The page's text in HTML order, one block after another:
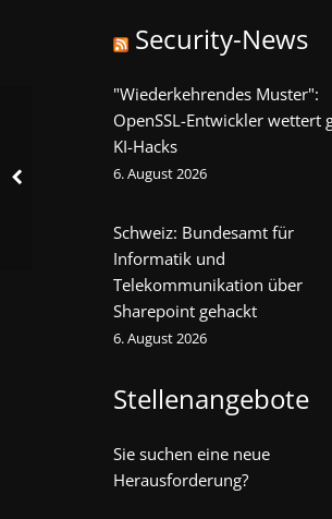
Security-News
"Wiederkehrendes Muster":
OpenSSL-Entwickler wettert
KI-Hacks
6. August 2026
Schweiz: Bundesamt für
Informatik und
Telekommunikation über
Sharepoint gehackt
6. August 2026
Stellenangebote
Sie suchen eine neue
Herausforderung?